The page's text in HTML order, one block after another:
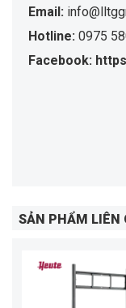
Email:
Hotline: 0975
Facebook:
SẢN PHẨM LIÊN